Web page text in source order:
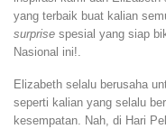
yang terbaik buat kalian
surprise spesial yang siap
Nasional ini!.
Elizabeth selalu berusaha
seperti kalian yang selalu
kesempatan. Nah, di Hari